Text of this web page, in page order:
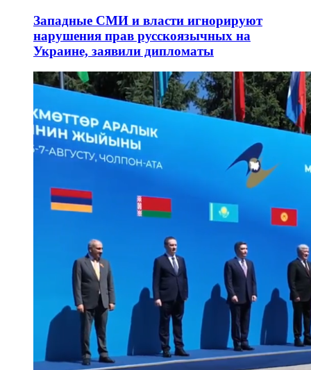
Западные СМИ и власти игнорируют
нарушения прав русскоязычных на
Украине, заявили дипломаты